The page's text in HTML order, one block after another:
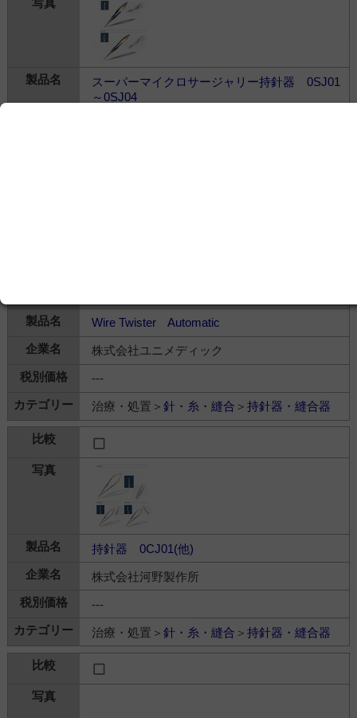
スーパーマイクロサージャリー持針器 0SJ01
～0SJ04
Wire Twister Automatic
株式会社ユニメディック
---
治療・処置＞ 針・糸・縫合 ＞ 持針器・縫合器
持針器 0CJ01(他)
株式会社河野製作所
---
治療・処置＞ 針・糸・縫合 ＞ 持針器・縫合器